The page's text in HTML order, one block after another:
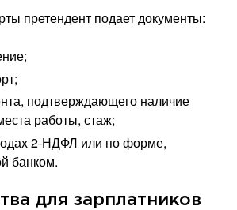
претендент подает документы:
подтверждающего наличие
работы, стаж;
2-НДФЛ или по форме,
банком.
для зарплатников